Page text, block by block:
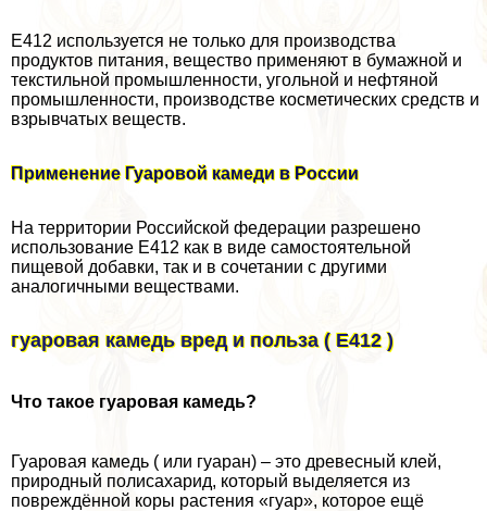
Е412 используется не только для производства
продуктов питания, вещество применяют в бумажной и
текстильной промышленности, угольной и нефтяной
промышленности, производстве косметических средств и
взрывчатых веществ.
Применение Гуаровой камеди в России
На территории Российской федерации разрешено
использование Е412 как в виде самостоятельной
пищевой добавки, так и в сочетании с другими
аналогичными веществами.
гуаровая камедь вред и польза ( Е412 )
Что такое гуаровая камедь?
Гуаровая камедь ( или гуаран) – это древесный клей,
природный полисахарид, который выделяется из
повреждённой коры растения «гуар», которое ещё